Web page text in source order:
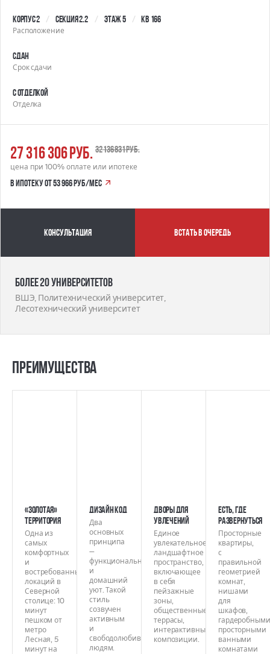
Корпус 2 Секция 2.2 Этаж 5 Кв 166
Расположение
Сдан
Срок сдачи
С отделкой
Отделка
27 316 306 руб. 32 136 831 руб.
цена при 100% оплате или ипотеке
в ипотеку от 53 966 руб/мес
Консультация встать в очередь
Более 20 университетов
ВШЭ, Политехнический университет,
Лесотехнический университет
Преимущества
«Золотая»
территория
Одна из
самых
комфортных
и
востребованных
локаций в
Северной
столице: 10
минут
пешком от
метро
Лесная, 5
минут на
Дизайн код
Два
основных
принципа
—
функциональность
и
домашний
уют. Такой
стиль
созвучен
активным
и
свободолюбивым
людям.
Дворы для
увлечений
Единое
увлекательное
ландшафтное
пространство,
включающее
в себя
пейзажные
зоны,
общественные
террасы,
интерактивные
композиции.
Есть, где
развернуться
Просторные
квартиры,
с
правильной
геометрией
комнат,
нишами
для
шкафов,
просторными
ванными
комнатами